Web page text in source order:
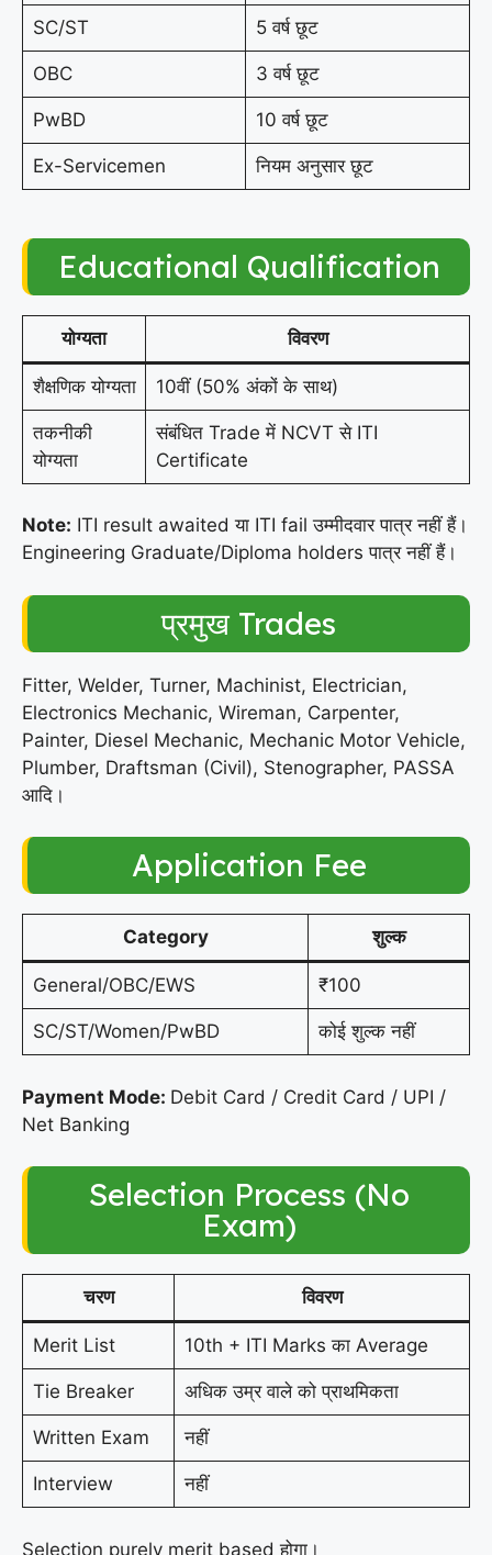
SC/ST 5 वर्ष छूट
OBC 3 वर्ष छूट
PwBD 10 वर्ष छूट
Ex-Servicemen नियम अनुसार छूट
Educational Qualification
योग्यता विवरण
शैक्षणिक योग्यता 10वीं (50% अंकों के साथ)
तकनीकी
योग्यता
संबंधित Trade में NCVT से ITI
Certificate
Note: ITI result awaited या ITI fail उम्मीदवार पात्र नहीं हैं।
Engineering Graduate/Diploma holders पात्र नहीं हैं।
प्रमुख Trades
Fitter, Welder, Turner, Machinist, Electrician,
Electronics Mechanic, Wireman, Carpenter,
Painter, Diesel Mechanic, Mechanic Motor Vehicle,
Plumber, Draftsman (Civil), Stenographer, PASSA
आदि।
Application Fee
Category शुल्क
General/OBC/EWS ₹100
SC/ST/Women/PwBD कोई शुल्क नहीं
Payment Mode: Debit Card / Credit Card / UPI /
Net Banking
Selection Process (No
Exam)
चरण विवरण
Merit List 10th + ITI Marks का Average
Tie Breaker अधिक उम्र वाले को प्राथमिकता
Written Exam नहीं
Interview नहीं
Selection purely merit based होगा।